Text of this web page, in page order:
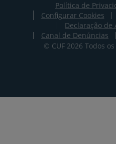
Terms
and
Privacy
Policy
Política de
Configurar Cookies
Declaração de
Canal de Denúncias
© CUF 2026 Todos